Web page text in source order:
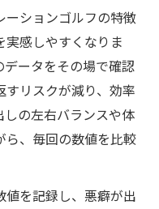
ションゴルフの特徴
感しやすくなりま
ータをその場で確認
リスクが減り、効率
の左右バランスや体
ら、毎回の数値を比較
を記録し、悪癖が出